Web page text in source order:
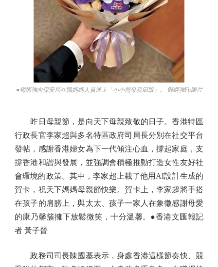
●鄧炳強向保安局在職媽媽人員送上「小小熊母親節版」。 鄧炳強Fb圖片
昨日母親節，是向天下母親致敬的日子。香港特區
行政長官李家超與多名特區政府司局長分別在社交平台
發帖，感謝香港婦女為下一代傾注心血，撐起家庭，支
撐香港和諧與發展，並強調會積極推動打造女性友好社
會環境的政策。其中，李家超上載了他用AI設計生成的
賀卡，祝天下媽媽母親節快樂。賀卡上，李家超將手搭
在孩子的肩膀上，與太太、孩子一家人在象徵感謝母愛
的康乃馨簇擁下放鬆微笑，十分溫馨。●香港文匯報記
者 黃子晉
政務司司長陳國基表示，身處香港這樣節奏快、競